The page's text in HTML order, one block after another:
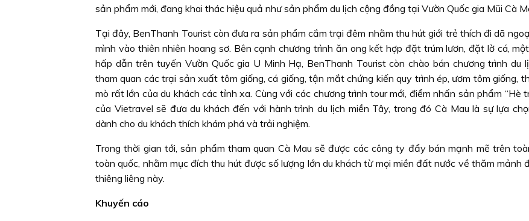
sản phẩm mới, đang khai thác hiệu quả như sản phẩm du lịch cộng đồng tại Vườn Quốc gia Mũi Cà
Tại đây, BenThanh Tourist còn đưa ra sản phẩm cắm trại đêm nhằm thu hút giới trẻ thích đi dã
mình vào thiên nhiên hoang sơ. Bên cạnh chương trình ăn ong kết hợp đặt trúm lươn, đặt lờ cá,
hấp dẫn trên tuyến Vườn Quốc gia U Minh Hạ, BenThanh Tourist còn chào bán chương trình du
tham quan các trại sản xuất tôm giống, cá giống, tận mắt chứng kiến quy trình ép, ươm tôm giống,
mò rất lớn của du khách các tỉnh xa. Cùng với các chương trình tour mới, điểm nhấn sản phẩm “Hè
của Vietravel sẽ đưa du khách đến với hành trình du lịch miền Tây, trong đó Cà Mau là sự lựa
dành cho du khách thích khám phá và trải nghiệm.
Trong thời gian tới, sản phẩm tham quan Cà Mau sẽ được các công ty đẩy bán mạnh mẽ trên
toàn quốc, nhằm mục đích thu hút được số lượng lớn du khách từ mọi miền đất nước về thăm mảnh
thiêng liêng này.
Khuyến cáo